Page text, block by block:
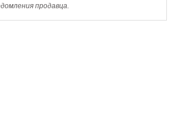
продавца.